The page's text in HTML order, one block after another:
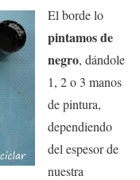
El borde lo
pintamos de
negro, dándole
1, 2 o 3 manos
de pintura,
dependiendo
del espesor de
nuestra